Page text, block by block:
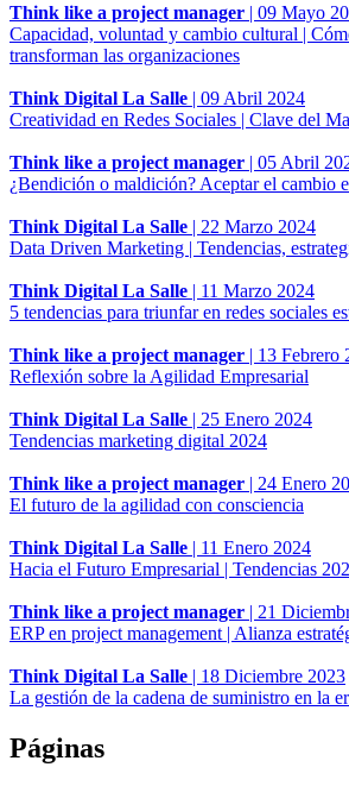
Think like a project manager | 09 Mayo
Capacidad, voluntad y cambio cultural |
transforman las organizaciones
Think Digital La Salle | 09 Abril 2024
Creatividad en Redes Sociales | Clave del
Think like a project manager | 05 Abril
¿Bendición o maldición? Aceptar el cambio
Think Digital La Salle | 22 Marzo 2024
Data Driven Marketing | Tendencias,
Think Digital La Salle | 11 Marzo 2024
5 tendencias para triunfar en redes sociales
Think like a project manager | 13 Febrero
Reflexión sobre la Agilidad Empresarial
Think Digital La Salle | 25 Enero 2024
Tendencias marketing digital 2024
Think like a project manager | 24 Enero
El futuro de la agilidad con consciencia
Think Digital La Salle | 11 Enero 2024
Hacia el Futuro Empresarial | Tendencias
Think like a project manager | 21
ERP en project management | Alianza
Think Digital La Salle | 18 Diciembre 2023
La gestión de la cadena de suministro en la
Páginas